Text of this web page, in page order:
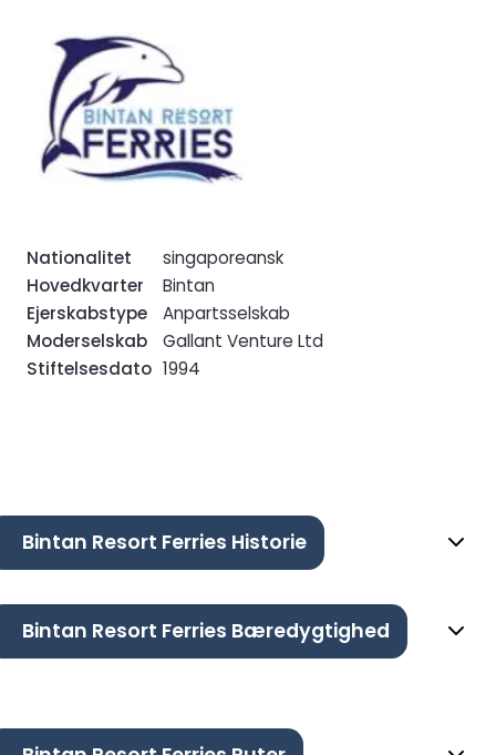
Nationalitet
singaporeansk
Hovedkvarter
Bintan
Ejerskabstype
Anpartsselskab
Moderselskab
Gallant Venture Ltd
Stiftelsesdato 1994
Bintan Resort Ferries Historie
Bintan Resort Ferries Bæredygtighed